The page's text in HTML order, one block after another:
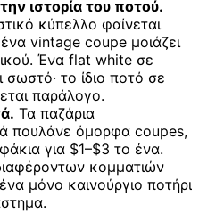
ιστορία του ποτού.
κύπελλο φαίνεται
vintage coupe μοιάζει
Ένα flat white σε
το ίδιο ποτό σε
παράλογο.
Τα παζάρια
πουλάνε όμορφα coupes,
για $1–$3 το ένα.
κομματιών
μόνο καινούργιο ποτήρι